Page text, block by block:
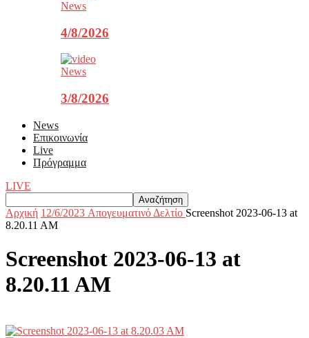
News
4/8/2026
News
3/8/2026
News
Επικοινωνία
Live
Πρόγραμμα
LIVE
Αρχική 12/6/2023 Aπογευματινό Δελτίο Screenshot 2023-06-13 at
8.20.11 AM
Screenshot 2023-06-13 at
8.20.11 AM